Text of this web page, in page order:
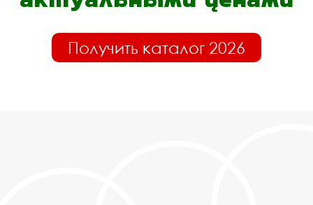
Получить каталог 2026